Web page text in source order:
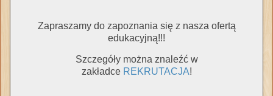
Zapraszamy do zapoznania się z nasza ofertą
edukacyjną!!!
Szczegóły można znaleźć w
zakładce REKRUTACJA!